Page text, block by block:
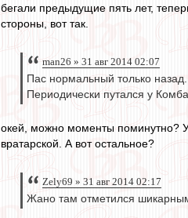
бегали предыдущие пять лет,
стороны, вот так.
man26 » 31 авг 2014 02:07
Пас нормальный только
Периодически путался у
окей, можно моменты поминутно?
вратарской. А вот остальное?
Zely69 » 31 авг 2014 02:17
Жано там отметился